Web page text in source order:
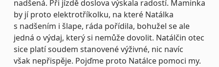
nadšená. Při jízdě doslova výskala radostí. Maminka
by jí proto elektrotříkolku, na které Natálka
s nadšením i šlape, ráda pořídila, bohužel se ale
jedná o výdaj, který si nemůže dovolit. Natálčin otec
sice platí soudem stanovené výživné, nic navíc
však nepřispěje. Pojďme proto Natálce pomoci my.